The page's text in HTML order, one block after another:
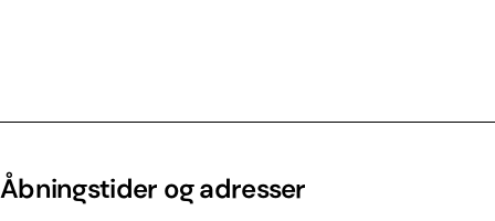
Åbningstider og adresser